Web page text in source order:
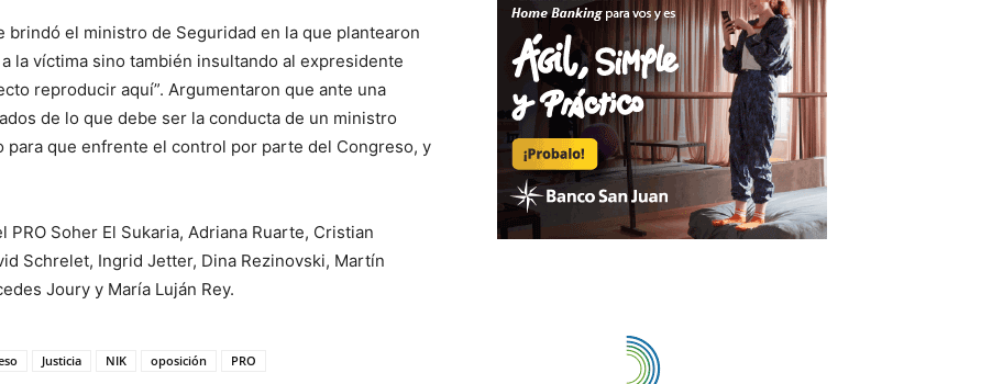
el ministro de Seguridad en la que plantearon
la víctima sino también insultando al expresidente
reproducir aquí”. Argumentaron que ante una
de lo que debe ser la conducta de un ministro
para que enfrente el control por parte del Congreso, y
Soher El Sukaria, Adriana Ruarte, Cristian
Schrelet, Ingrid Jetter, Dina Rezinovski, Martín
Joury y María Luján Rey.
Justicia NIK oposición PRO